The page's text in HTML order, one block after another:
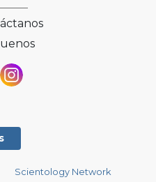
Scientology Network